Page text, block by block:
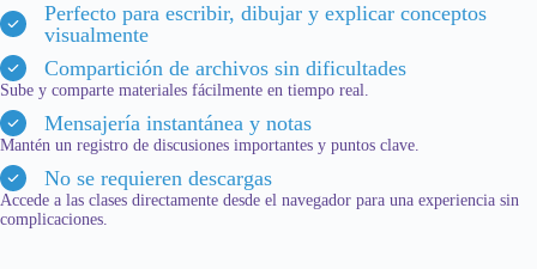
Perfecto para escribir, dibujar y explicar conceptos
visualmente
Compartición de archivos sin dificultades
Sube y comparte materiales fácilmente en tiempo real.
Mensajería instantánea y notas
Mantén un registro de discusiones importantes y puntos clave.
No se requieren descargas
Accede a las clases directamente desde el navegador para una experiencia sin
complicaciones.